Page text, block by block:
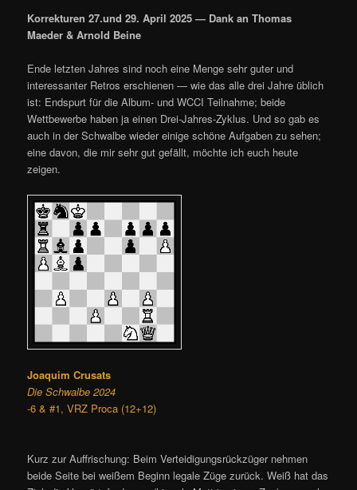
Korrekturen 27.und 29. April 2025 — Dank an Thomas
Maeder & Arnold Beine
Ende letzten Jahres sind noch eine Menge sehr guter und
interessanter Retros erschienen — wie das alle drei Jahre üblich
ist: Endspurt für die Album- und WCCI Teilnahme; beide
Wettbewerbe haben ja einen Drei-Jahres-Zyklus. Und so gab es
auch in der Schwalbe wieder einige schöne Aufgaben zu sehen;
eine davon, die mir sehr gut gefällt, möchte ich euch heute
zeigen.
Joaquim Crusats
Die Schwalbe 2024
-6 & #1, VRZ Proca (12+12)
Kurz zur Auffrischung: Beim Verteidigungsrückzüger nehmen
beide Seite bei weißem Beginn legale Züge zurück. Weiß hat das